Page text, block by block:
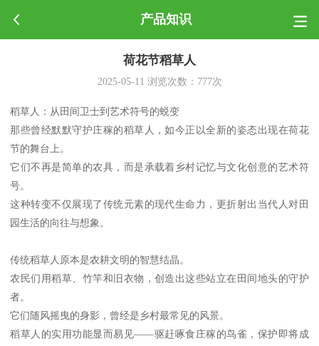
产品知识
荷花节稻草人
2025-05-11 浏览次数： 777次
稻草人：从田间卫士到艺术符号的蜕变
那些曾经默默守护庄稼的稻草人，如今正以全新的姿态出现在荷花
节的舞台上。
它们不再是简单的农具，而是承载着乡村记忆与文化创意的艺术符
号。
这种转变不仅展现了传统元素的现代生命力，更折射出当代人对田
园生活的向往与想象。
传统稻草人原本是农耕文明的智慧结晶。
农民们用稻草、竹竿和旧衣物，创造出这些站立在田间地头的守护
者。
它们随风摇曳的身影，曾经是乡村最常见的风景。
稻草人的实用功能显而易见——驱赶啄食庄稼的鸟雀，保护即将成